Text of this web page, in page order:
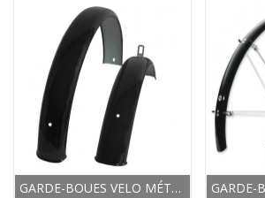
GARDE-BOUES VELO MÉTAL 16P/55MM NOIR